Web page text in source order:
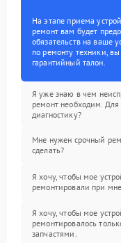
На этапе приема
ремонт вам будет
обязательств на ваше
по ремонту техники,
гарантийный талон.
Я уже знаю в чем
ремонт необходим. Для
диагностику?
Мне нужен срочный
сделать?
Я хочу, чтобы мое
ремонтировали при
Я хочу, чтобы мое
ремонтировалось
запчастями.